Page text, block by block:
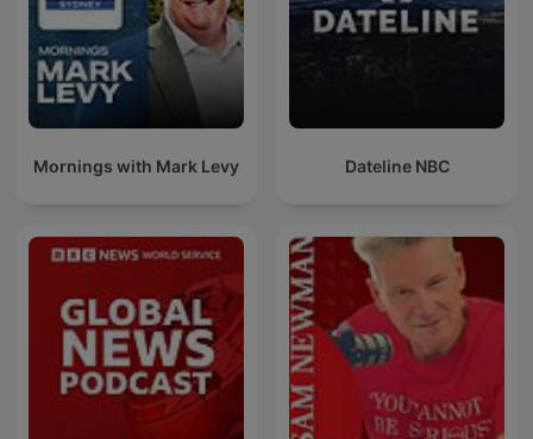
Mornings with Mark Levy Dateline NBC